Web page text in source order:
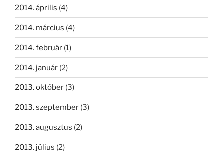
2014. április (4)
2014. március (4)
2014. február (1)
2014. január (2)
2013. október (3)
2013. szeptember (3)
2013. augusztus (2)
2013. július (2)